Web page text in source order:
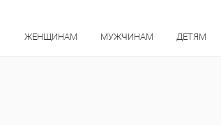
ЖЕНЩИНАМ МУЖЧИНАМ ДЕТЯМ